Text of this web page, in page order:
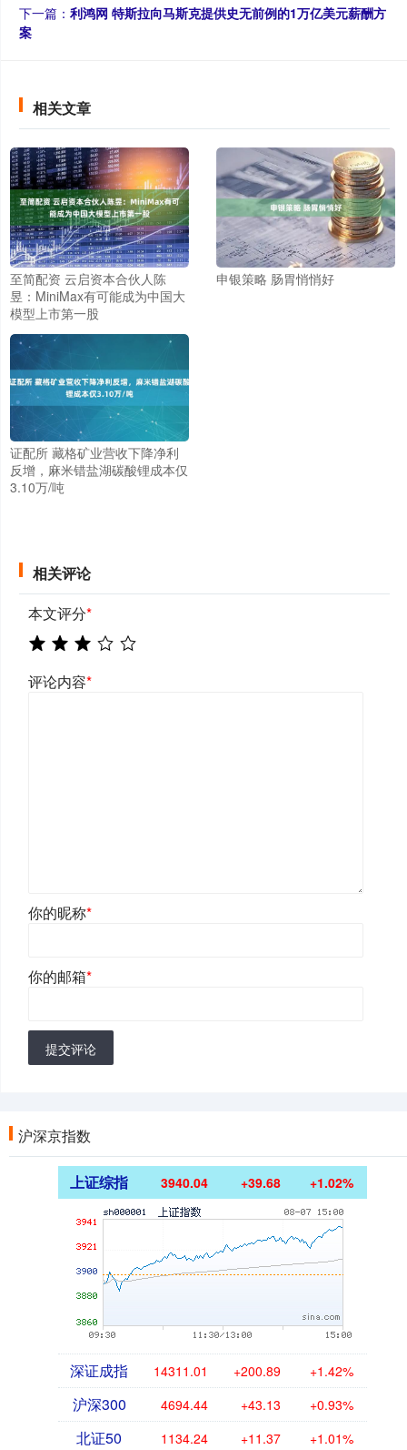
下一篇： 利鸿网 特斯拉向马斯克提供史无前例的1万亿美元薪酬方
案
相关文章
至简配资 云启资本合伙人陈
昱：MiniMax有可能成为中国大
模型上市第一股
申银策略 肠胃悄悄好
证配所 藏格矿业营收下降净利
反增，麻米错盐湖碳酸锂成本仅
3.10万/吨
相关评论
本文评分*
评论内容*
你的昵称*
你的邮箱*
提交评论
沪深京指数
上证综指 3940.04 +39.68 +1.02%
深证成指 14311.01 +200.89 +1.42%
沪深300 4694.44 +43.13 +0.93%
北证50 1134.24 +11.37 +1.01%